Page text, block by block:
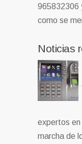
965832306
como se
Noticias
expertos en
marcha de